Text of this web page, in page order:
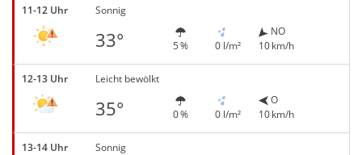
11-12 Uhr Sonnig
33° 5 % 0 l/m²
NO
10 km/h
12-13 Uhr Leicht bewölkt
35° 0 % 0 l/m²
O
10 km/h
13-14 Uhr Sonnig